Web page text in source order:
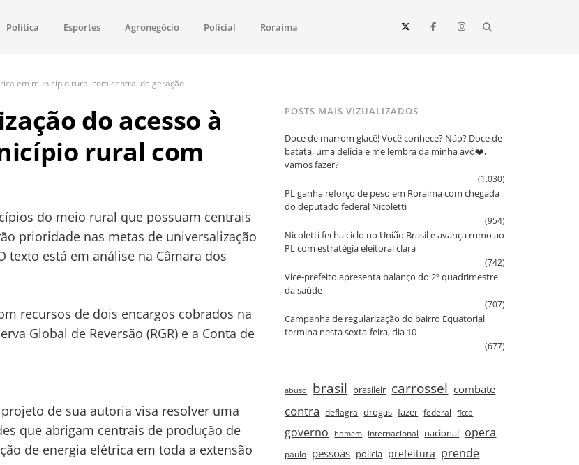
esportes, economia e os principais acontecimentos de Boa Vista e todo o estado de Roraima. Fique sempre informado
Política Esportes Agronegócio Policial Roraima
em município rural com central de geração
do acesso à
rural com
do meio rural que possuam centrais
prioridade nas metas de universalização
está em análise na Câmara dos
recursos de dois encargos cobrados na
Global de Reversão (RGR) e a Conta de
de sua autoria visa resolver uma
que abrigam centrais de produção de
de energia elétrica em toda a extensão
POSTS MAIS VIZUALIZADOS
Doce de marrom glacê! Você conhece? Não? Doce de
batata, uma delícia e me lembra da minha avó❤️,
vamos fazer?
(1.030)
PL ganha reforço de peso em Roraima com chegada
do deputado federal Nicoletti
(954)
Nicoletti fecha ciclo no União Brasil e avança rumo ao
PL com estratégia eleitoral clara
(742)
Vice‑prefeito apresenta balanço do 2º quadrimestre
da saúde
(707)
Campanha de regularização do bairro Equatorial
termina nesta sexta‑feira, dia 10
(677)
abuso brasil brasileir carrossel combate
contra deflagra drogas fazer federal ficco
governo homem internacional nacional opera
paulo pessoas policia prefeitura prende